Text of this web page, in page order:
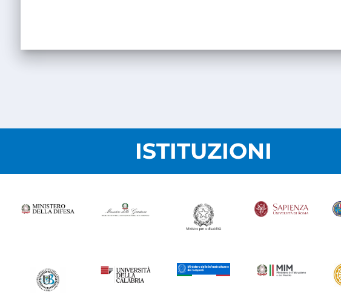
ISTITUZIONI